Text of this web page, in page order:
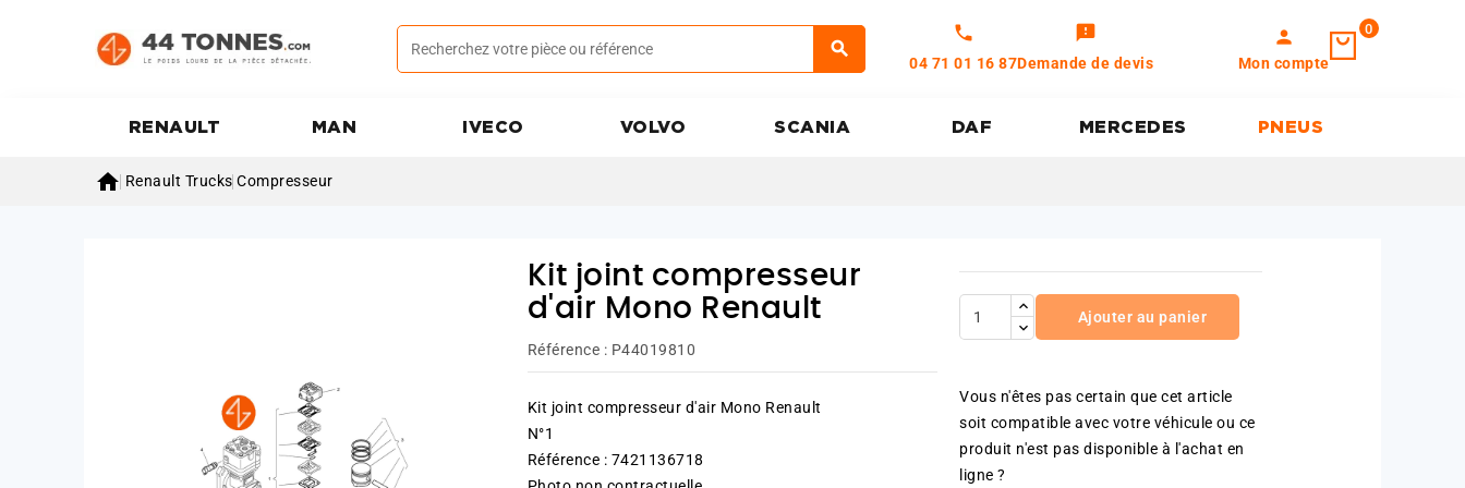
call
04 71 01 16 87
feedback
Demande de devis
person
Mon compte
0
RENAULT MAN IVECO VOLVO SCANIA DAF MERCEDES PNEUS
 Renault Trucks Compresseur
Kit joint compresseur
d'air Mono Renault
Référence : P44019810
Kit joint compresseur d'air Mono Renault
N°1
Référence : 7421136718
Ajouter au panier
Vous n'êtes pas certain que cet article
soit compatible avec votre véhicule ou ce
produit n'est pas disponible à l'achat en
ligne ?